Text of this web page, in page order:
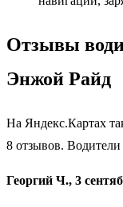
Отзывы
Энжой Райд
На Яндекс.Картах
8 отзывов.
Георгий Ч., 3